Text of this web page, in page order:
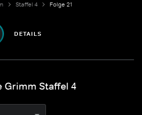
Staffel 4 Folge 21
DETAILS
Grimm Staffel 4